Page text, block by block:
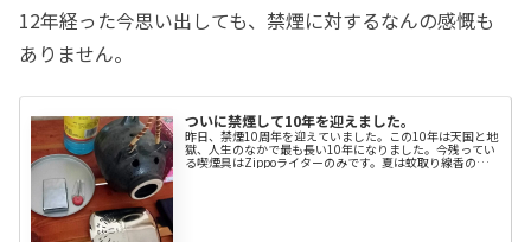
12年経った今思い出しても、禁煙に対するなんの感慨も
ありません。
ついに禁煙して10年を迎えました。
昨日、禁煙10周年を迎えていました。この10年は天国と地
獄、人生のなかで最も長い10年になりました。今残ってい
る喫煙具はZippoライターのみです。夏は蚊取り線香の着